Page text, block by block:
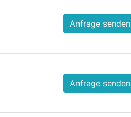
Anfrage senden
Anfrage senden